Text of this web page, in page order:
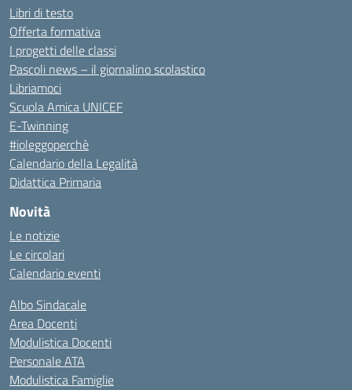
Libri di testo
Offerta formativa
I progetti delle classi
Pascoli news – il giornalino scolastico
Libriamoci
Scuola Amica UNICEF
E-Twinning
#ioleggoperchè
Calendario della Legalità
Didattica Primaria
Novità
Le notizie
Le circolari
Calendario eventi
Albo Sindacale
Area Docenti
Modulistica Docenti
Personale ATA
Modulistica Famiglie